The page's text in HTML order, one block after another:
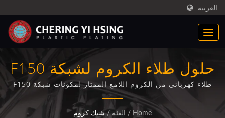
العربية
حلول طلاء الكروم لشبكة F150
الأمامية الخارجية
طلاء كهربائي من الكروم اللامع الممتاز لمكونات شبكة F150
17025
Home
/ الفئة / شبك كروم